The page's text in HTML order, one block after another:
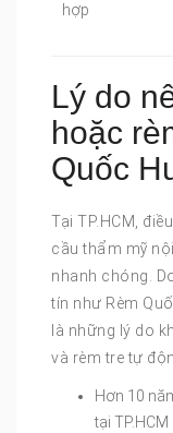
hợp
Lý do
hoặc
Quốc
Tại TP.HCM,
cầu thẩm mỹ
nhanh chóng.
tín như Rèm
là những lý do
và rèm tre tự
Hơn 10
tại TP.HCM